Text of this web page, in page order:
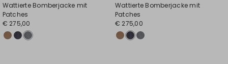
Wattierte Bomberjacke mit
Patches
€ 275,00
Wattierte Bomberjacke mit
Patches
€ 275,00